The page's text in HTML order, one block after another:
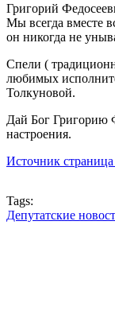
Григорий
Мы всегда вместе
он никогда не
Спели (
любимых
Толкуновой.
Дай Бог Григорию
настроения.
Источник
Tags:
Депутатские